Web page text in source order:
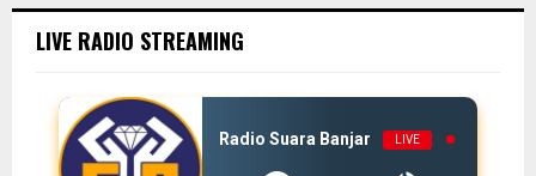
LIVE RADIO STREAMING
Radio Suara Banjar LIVE